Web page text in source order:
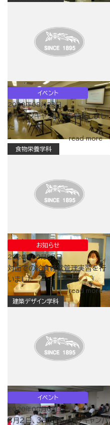
イベント
2020年08月23日
オープンキャンパスを開催しまし
た
read more
食物栄養学科
お知らせ
2020年08月07日
対面での給食経営管理実習を行
いました
read more
建築デザイン学科
イベント
2020年08月03日
8月2日、3日にオープンキャンパ